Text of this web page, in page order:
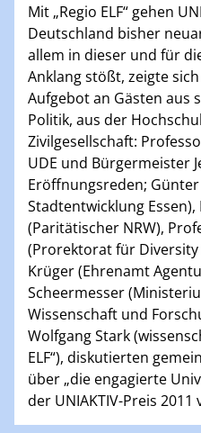
Mit „Regio ELF“ gehen
Deutschland bisher
allem in dieser und für
Anklang stößt, zeigte
Aufgebot an Gästen aus
Politik, aus der
Zivilgesellschaft:
UDE und Bürgermeister
Eröffnungsreden;
Stadtentwicklung Essen),
(Paritätischer NRW),
(Prorektorat für Diversity
Krüger (Ehrenamt
Scheermesser
Wissenschaft und
Wolfgang Stark
ELF“), diskutierten
über „die engagierte
der UNIAKTIV-Preis